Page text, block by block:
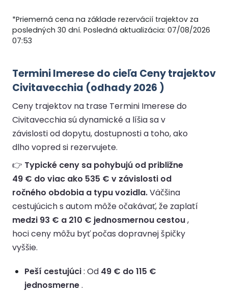
*Priemerná cena na základe rezervácií trajektov za
posledných 30 dní. Posledná aktualizácia: 07/08/2026
07:53
Termini Imerese do cieľa Ceny trajektov
Civitavecchia (odhady 2026 )
Ceny trajektov na trase Termini Imerese do
Civitavecchia sú dynamické a líšia sa v
závislosti od dopytu, dostupnosti a toho, ako
dlho vopred si rezervujete.
👉 Typické ceny sa pohybujú od približne
49 € do viac ako 535 € v závislosti od
ročného obdobia a typu vozidla.Väčšina
cestujúcich s autom môže očakávať, že zaplatí
medzi 93 € a 210 € jednosmernou cestou,
hoci ceny môžu byť počas dopravnej špičky
vyššie.
Peší cestujúci: Od 49 € do 115 €
jednosmerne.